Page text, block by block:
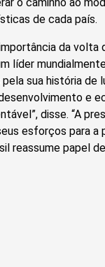
de cada país.
da volta
líder
sua história
e
disse. “A
esforços para
reassume papel